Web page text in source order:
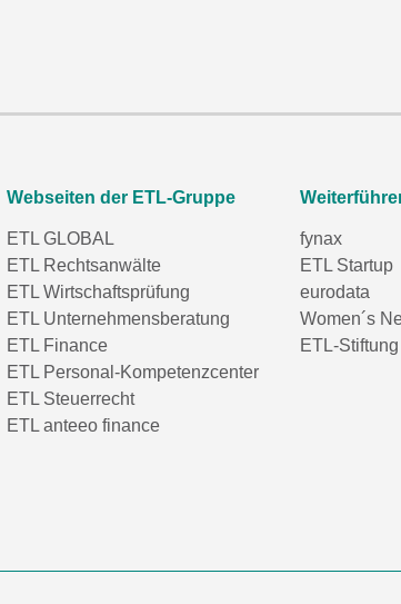
Webseiten der ETL-Gruppe
ETL GLOBAL
ETL Rechtsanwälte
ETL Wirtschaftsprüfung
ETL Unternehmensberatung
ETL Finance
ETL Personal-Kompetenzcenter
ETL Steuerrecht
ETL anteeo finance
fynax
ETL Startup
eurodata
Women´s
ETL-